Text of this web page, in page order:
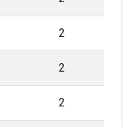
2
2
2